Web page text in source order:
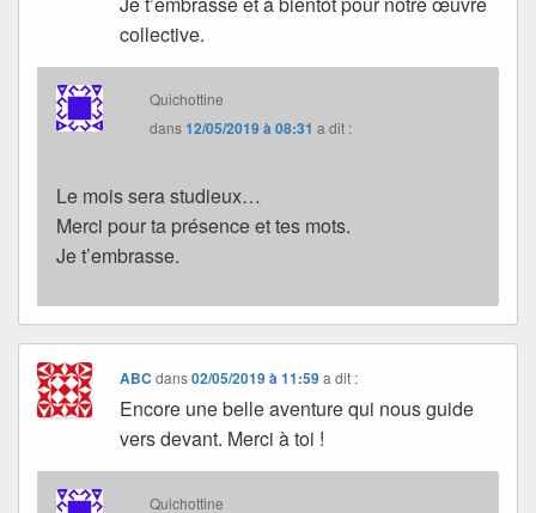
collective.
Quichottine
dans12/05/2019 à 08:31 a dit :
Le mois sera studieux…
Merci pour ta présence et tes mots.
Je t’embrasse.
ABC dans02/05/2019 à 11:59 a dit :
Encore une belle aventure qui nous guide
vers devant. Merci à toi !
Quichottine